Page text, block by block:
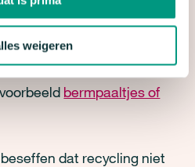
weigeren
Zo worden
van alle verpakkingen
gebruikt. Het meeste
bermpaaltjes of
dat recycling niet